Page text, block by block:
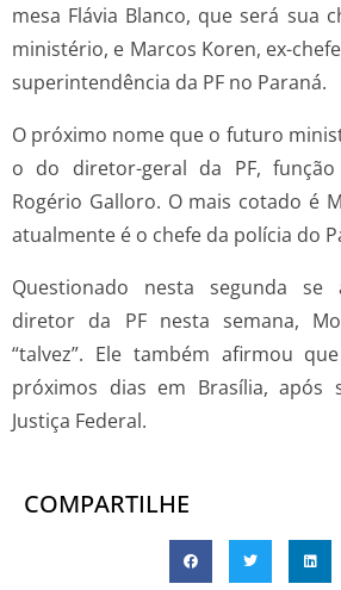
mesa Flávia Blanco, que será sua
ministério, e Marcos Koren, ex-
superintendência da PF no Paraná.
O próximo nome que o futuro
o do diretor-geral da PF,
Rogério Galloro. O mais cotado é
atualmente é o chefe da polícia do
Questionado nesta segunda
diretor da PF nesta semana,
“talvez”. Ele também afirmou
próximos dias em Brasília, após
Justiça Federal.
COMPARTILHE